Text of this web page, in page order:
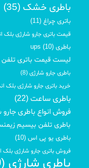
باطری خشک (35)
باتری چراغ (11)
قیمت باتری جارو شارژی بلک
باطری ups (10)
لیست قیمت باتری تلفن
باطری جارو شارژی (8)
خرید باتری جارو شارژی بلک
باطری ساعت (22)
فروش انواع باطری جارو
باطری تلفن بیسیم زیمنس
باطری یو پی اس (10)
فروش باتری جارو شارژی بلک
باطری شارژی (60)